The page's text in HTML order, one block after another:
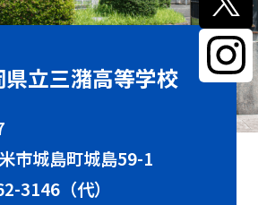
立三潴高等学校
市城島町城島59-1
3146（代）